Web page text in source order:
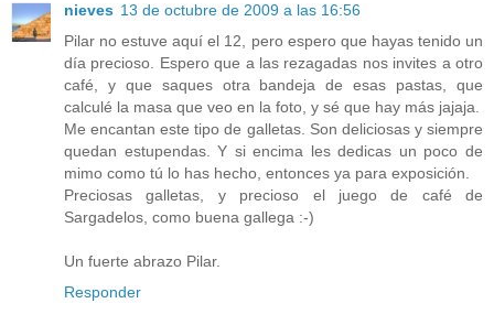
nieves 13 de octubre de 2009 a las 16:56
Pilar no estuve aquí el 12, pero espero que hayas tenido un
día precioso. Espero que a las rezagadas nos invites a otro
café, y que saques otra bandeja de esas pastas, que
calculé la masa que veo en la foto, y sé que hay más jajaja.
Me encantan este tipo de galletas. Son deliciosas y siempre
quedan estupendas. Y si encima les dedicas un poco de
mimo como tú lo has hecho, entonces ya para exposición.
Preciosas galletas, y precioso el juego de café de
Sargadelos, como buena gallega :-)
Un fuerte abrazo Pilar.
Responder